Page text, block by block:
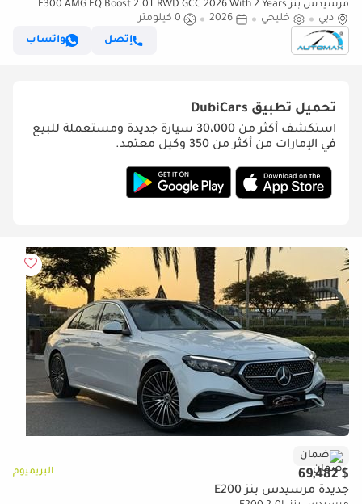
مرسيدس بنز E300 AMG EQ Boost 2.0T RWD GCC 2026 With 2 Years
Unlimited Mileage Warranty At Official Dealer
دبي خليجي 2026
0 كيلومتر
إتصل
واتساب
تحميل تطبيق DubiCars
استكشف أكثر من 30،000 سيارة جديدة ومستعملة للبيع
في الإمارات من أكثر من 350 وكيل معتمد.
ضمان
$ 69,482 البريميوم
جديدة مرسيدس بنز E200